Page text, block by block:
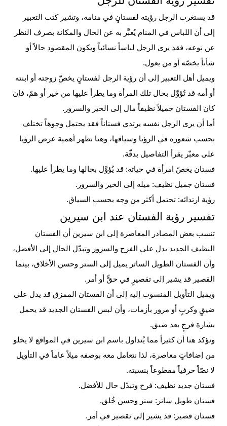
قد يستغرب الرجل رؤيته لفستانٍ في منامه، وتشير كتب التعبير
إلى أن اللباس في المنام يُعبَّر به عن الحال والمكانة بصرف النظر
عن نوعه، فقد يرى الرجل لباساً نسائياً ويكون المقصود حالاً أو
شأناً يخصّه أو من يعول.
ويميل أهل التعبير إلى أن رؤية الرجل لفستانٍ يخصّ زوجته أو ابنته
أو أمه قد تُؤوَّل بحال تلك
المرأة وما يطرأ عليها من خير أو همّ، فإن
كان الفستان جميلاً نظيفاً مال إلى الخير والسرور.
أما أن يرى الرجل نفسه يرتدي فستاناً فقد يحتمل وجوهاً تختلف
بحسب شعوره في الرؤيا وسياقها، وهنا تظهر أهمية عرض الرؤيا
على معبّر يقرأ التفاصيل بدقّة.
فستان يخصّ امرأة في حياته: قد يُؤوَّل بحالها وما يطرأ عليها.
فستان جميل نظيف: ميله إلى الخير والسرور.
رؤية ارتدائه: تحتمل أكثر من وجه بحسب السياق.
تفسير رؤية الفستان عند ابن سيرين
تنسب بعض المصادر المعاصرة إلى ابن سيرين أن الفستان
النظيف الجديد يدل على الفرح والسرور وتبدّل الحال إلى الأفضل،
وأن الفستان الطويل الساتر يميل إلى الستر وحسن الأخلاق، بينما
القصير قد يشير إلى تقصيرٍ في حقٍّ أو أمر.
ويميل التأويل المنسوب إليه إلى أن الفستان الممزق قد يدل على
ضيقٍ وكربٍ أو مرور بأزمات، وأن لبس الفستان الجديد قد يحمل
بشارة فرجٍ بعد ضيق.
ونؤكد هنا أن كثيراً مما يُتداول باسم ابن سيرين في المواقع لا يخلو
من إضافاتٍ معاصرة، لذا نتعامل معه بوصفه ميلاً عاماً في التأويل
لا نصّاً حرفياً مقطوعاً بنسبته.
فستان جديد نظيف: فرح وتبدّل حال للأفضل.
فستان طويل ساتر: ستر وحسن خُلق.
فستان قصير: قد يشير إلى تقصير في أمر.